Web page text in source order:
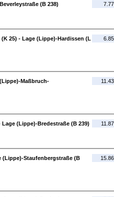
(B 238)
25) - Lage (Lippe)-Hardissen (L
Maßbruch-
(Lippe)-Bredestraße (B 239)
(Lippe)-Staufenbergstraße (B